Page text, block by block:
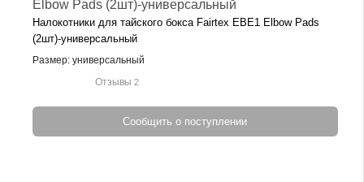
Налокотники для тайского бокса Fairtex EBE1 Elbow Pads
(2шт)-универсальный
Размер: универсальный
Отзывы2
Сообщить о поступлении